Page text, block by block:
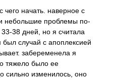
чего начать. наверное с
небольшие проблемы по-
38 дней, но я считала
случай с апоплексией
забеременела я
тяжело было ее
сильно изменилось, оно